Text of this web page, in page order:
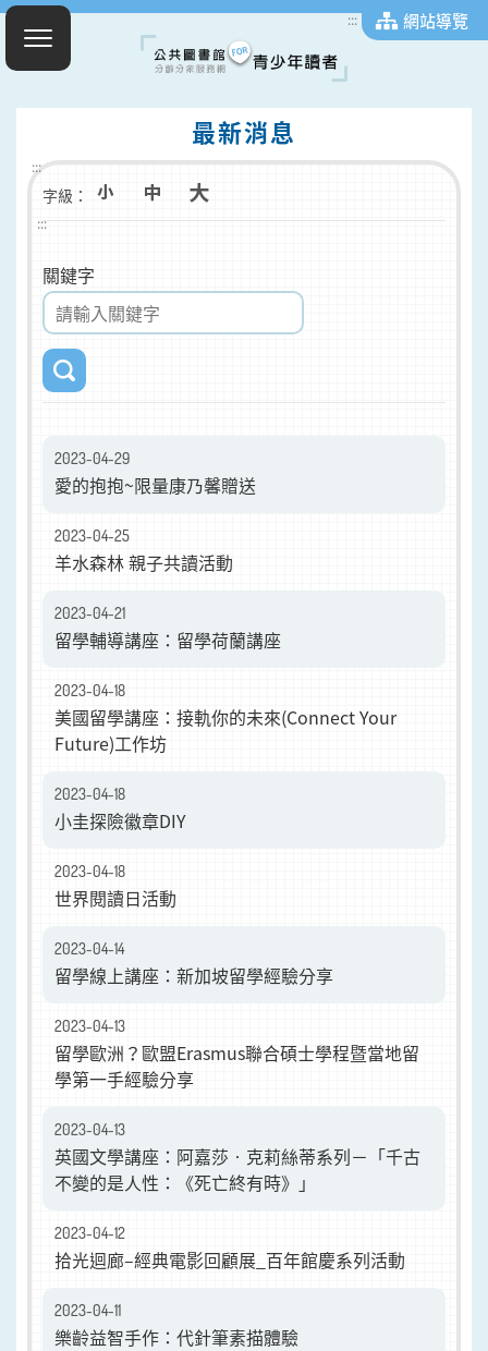
::: 網站導覽
最新消息
:::
字級：
:::
關鍵字
2023-04-29
愛的抱抱~限量康乃馨贈送
2023-04-25
羊水森林 親子共讀活動
2023-04-21
留學輔導講座：留學荷蘭講座
2023-04-18
美國留學講座：接軌你的未來(Connect Your
Future)工作坊
2023-04-18
小圭探險徽章DIY
2023-04-18
世界閱讀日活動
2023-04-14
留學線上講座：新加坡留學經驗分享
2023-04-13
留學歐洲？歐盟Erasmus聯合碩士學程暨當地留
學第一手經驗分享
2023-04-13
英國文學講座：阿嘉莎‧克莉絲蒂系列－「千古
不變的是人性：《死亡終有時》」
2023-04-12
拾光迴廊–經典電影回顧展_百年館慶系列活動
2023-04-11
樂齡益智手作：代針筆素描體驗